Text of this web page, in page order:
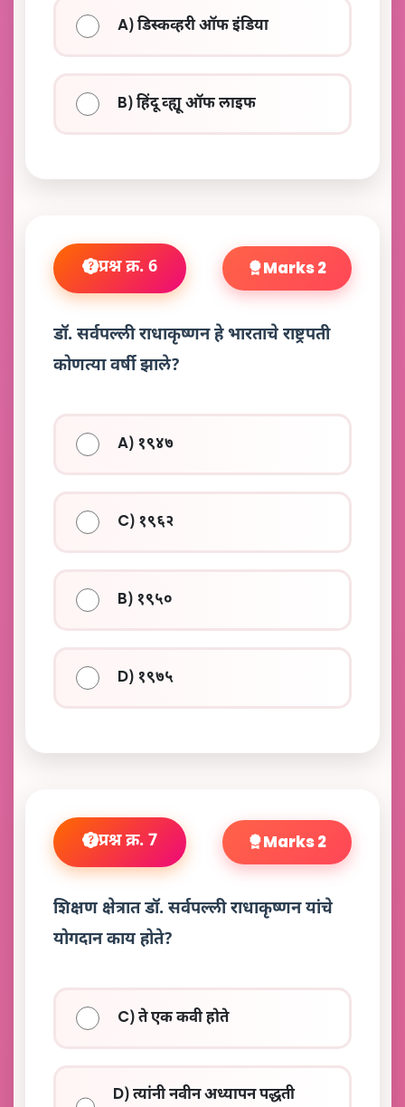
A) डिस्कव्हरी ऑफ इंडिया
B) हिंदू व्ह्यू ऑफ लाइफ
प्रश्न क्र. 6 Marks 2
डॉ. सर्वपल्ली राधाकृष्णन हे भारताचे राष्ट्रपती
कोणत्या वर्षी झाले?
A) १९४७
C) १९६२
B) १९५०
D) १९७५
प्रश्न क्र. 7 Marks 2
शिक्षण क्षेत्रात डॉ. सर्वपल्ली राधाकृष्णन यांचे
योगदान काय होते?
C) ते एक कवी होते
D) त्यांनी नवीन अध्यापन पद्धती